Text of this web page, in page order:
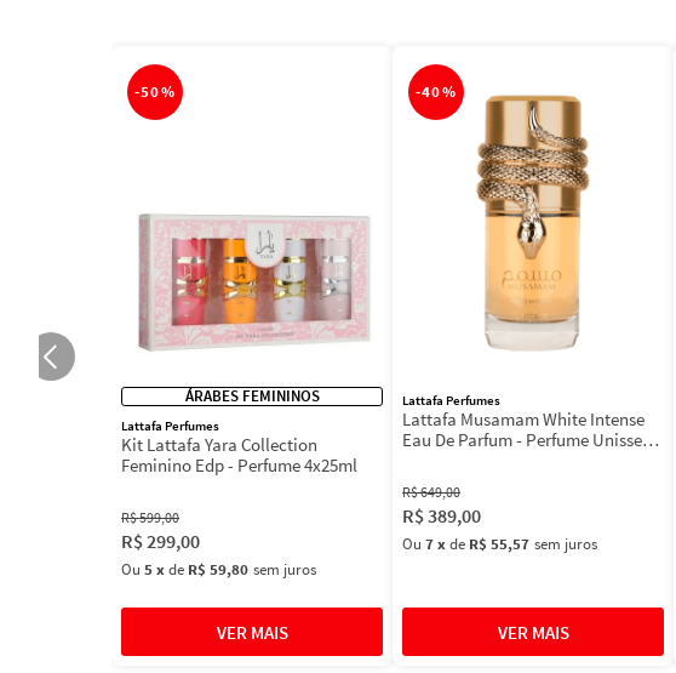
-50%
ÁRABES FEMININOS
Lattafa Perfumes
Kit Lattafa Yara Collection
Feminino Edp - Perfume 4x25ml
R$599,00
R$299,00
Ou 5xde R$ 59,80 sem juros
-40%
Lattafa Perfumes
Lattafa Musamam White Intense
Eau De Parfum - Perfume Unissex
R$649,00
R$389,00
Ou 7xde R$ 55,57 sem juros